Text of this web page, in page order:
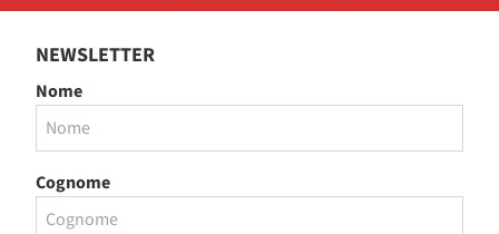
NEWSLETTER
Nome
Cognome